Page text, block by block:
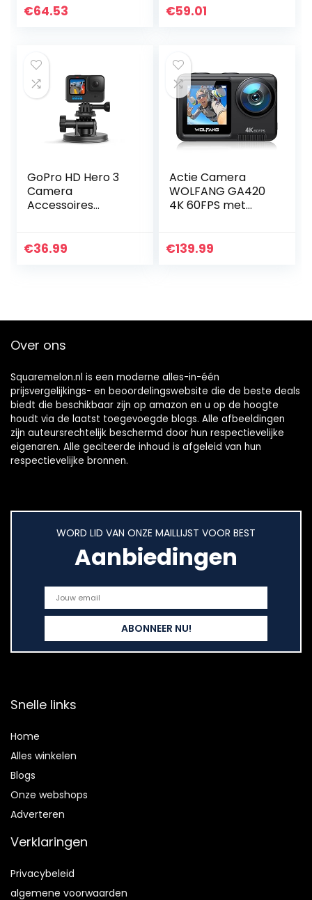
Hero9 zwart,
€64.53
camera,
€59.01
GoPro HD Hero 3
Camera
Accessoires
€36.99
Actie Camera
WOLFANG GA420
4K 60FPS met
onderwatercamer
€139.99
Over ons
Squaremelon.nl is een moderne alles-in-één
prijsvergelijkings- en beoordelingswebsite die de beste deals
biedt die beschikbaar zijn op amazon en u op de hoogte
houdt via de laatst toegevoegde blogs. Alle afbeeldingen
zijn auteursrechtelijk beschermd door hun respectievelijke
eigenaren. Alle geciteerde inhoud is afgeleid van hun
respectievelijke bronnen.
WORD LID VAN ONZE MAILLIJST VOOR BEST
Aanbiedingen
Snelle links
Home
Alles winkelen
Blogs
Onze webshops
Adverteren
Verklaringen
Privacybeleid
algemene voorwaarden